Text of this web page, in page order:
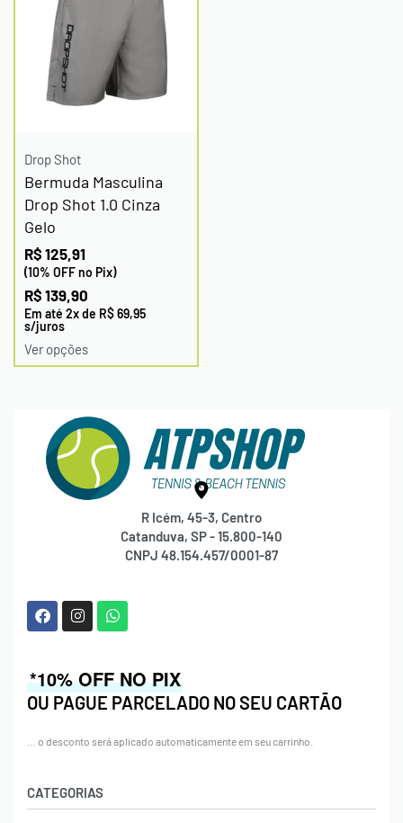
Drop Shot
Bermuda Masculina
Drop Shot 1.0 Cinza
Gelo
R$ 125,91
(10% OFF no Pix)
R$ 139,90
Em até 2x de R$69,95
s/juros
Ver opções
R Icém, 45-3, Centro
Catanduva, SP - 15.800-140
CNPJ 48.154.457/0001-87
CATEGORIAS
*10% OFF NO PIX
OU PAGUE PARCELADO NO SEU CARTÃO
… o desconto será aplicado automaticamente em seu carrinho.